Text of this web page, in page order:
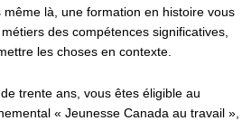
même là, une formation en histoire vous
des compétences significatives,
les choses en contexte.
trente ans, vous êtes éligible au
« Jeunesse Canada au travail »,